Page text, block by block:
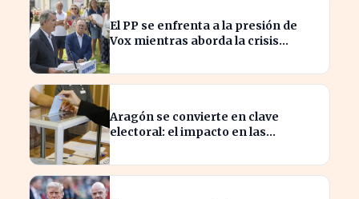
El PP se enfrenta a la presión de
Vox mientras aborda la crisis
Aragón se convierte en clave
electoral: el impacto en las